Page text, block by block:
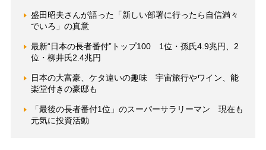
盛田昭夫さんが語った「新しい部署に行ったら自信満々
でいろ」の真意
最新“日本の長者番付”トップ100 1位・孫氏4.9兆円、2
位・柳井氏2.4兆円
日本の大富豪、ケタ違いの趣味 宇宙旅行やワイン、能
楽堂付きの豪邸も
「最後の長者番付1位」のスーパーサラリーマン 現在も
元気に投資活動